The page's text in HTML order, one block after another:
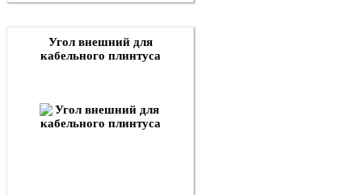
Угол внешний для
кабельного плинтуса